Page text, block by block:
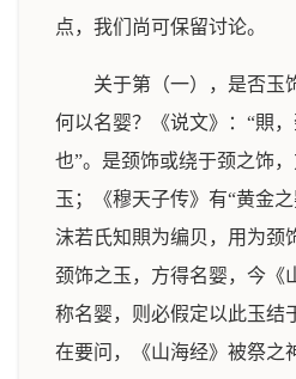
点，我们尚可保留讨论。
关于第（一），是否玉
何以名婴？《说文》：“賏
也”。是颈饰或绕于颈之饰
玉；《穆天子传》有“黄金
沫若氏知賏为编贝，用为颈
颈饰之玉，方得名婴，今《
称名婴，则必假定以此玉结
在要问，《山海经》被祭之